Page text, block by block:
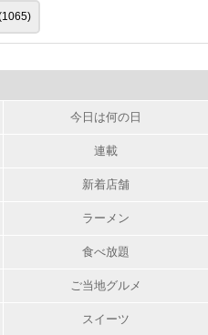
今日は何の日
連載
新着店舗
ラーメン
食べ放題
ご当地グルメ
スイーツ